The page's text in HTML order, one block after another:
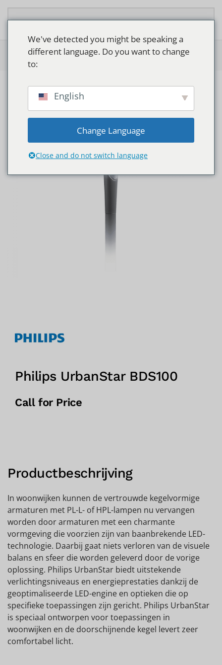
>Shop>Philips UrbanStar BDS100
Philips UrbanStar BDS100
Call for Price
Productbeschrijving
In woonwijken kunnen de vertrouwde kegelvormige
armaturen met PL-L- of HPL-lampen nu vervangen
worden door armaturen met een charmante
vormgeving die voorzien zijn van baanbrekende LED-
technologie. Daarbij gaat niets verloren van de visuele
balans en sfeer die worden geleverd door de vorige
oplossing. Philips UrbanStar biedt uitstekende
verlichtingsniveaus en energieprestaties dankzij de
geoptimaliseerde LED-engine en optieken die op
specifieke toepassingen zijn gericht. Philips UrbanStar
is speciaal ontworpen voor toepassingen in
woonwijken en de doorschijnende kegel levert zeer
comfortabel licht.
We've detected you might be speaking a
different language. Do you want to change
to:
English
Change Language
Close and do not switch language